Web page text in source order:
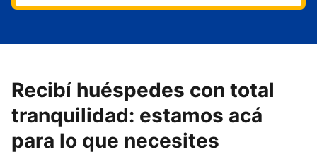
Recibí huéspedes con total
tranquilidad: estamos acá
para lo que necesites